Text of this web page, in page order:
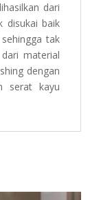
dari
disukai baik
tak
material
dengan
serat kayu